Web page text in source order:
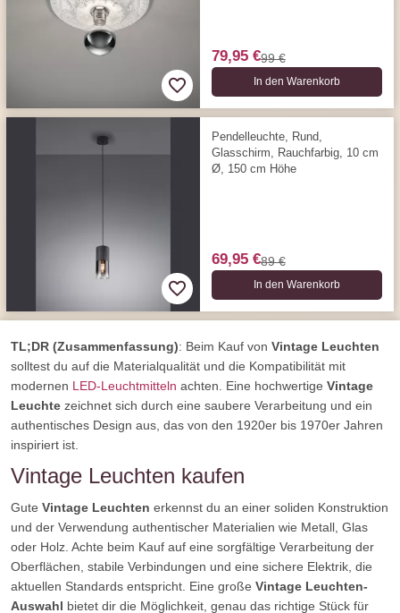
79,95 €99 €
In den Warenkorb
Pendelleuchte, Rund,
Glasschirm, Rauchfarbig, 10 cm
Ø, 150 cm Höhe
69,95 €89 €
In den Warenkorb
TL;DR (Zusammenfassung): Beim Kauf von Vintage Leuchten
solltest du auf die Materialqualität und die Kompatibilität mit
modernen LED-Leuchtmitteln achten. Eine hochwertige Vintage
Leuchte zeichnet sich durch eine saubere Verarbeitung und ein
authentisches Design aus, das von den 1920er bis 1970er Jahren
inspiriert ist.
Vintage Leuchten kaufen
Gute Vintage Leuchten erkennst du an einer soliden Konstruktion
und der Verwendung authentischer Materialien wie Metall, Glas
oder Holz. Achte beim Kauf auf eine sorgfältige Verarbeitung der
Oberflächen, stabile Verbindungen und eine sichere Elektrik, die
aktuellen Standards entspricht. Eine große Vintage Leuchten-
Auswahl bietet dir die Möglichkeit, genau das richtige Stück für